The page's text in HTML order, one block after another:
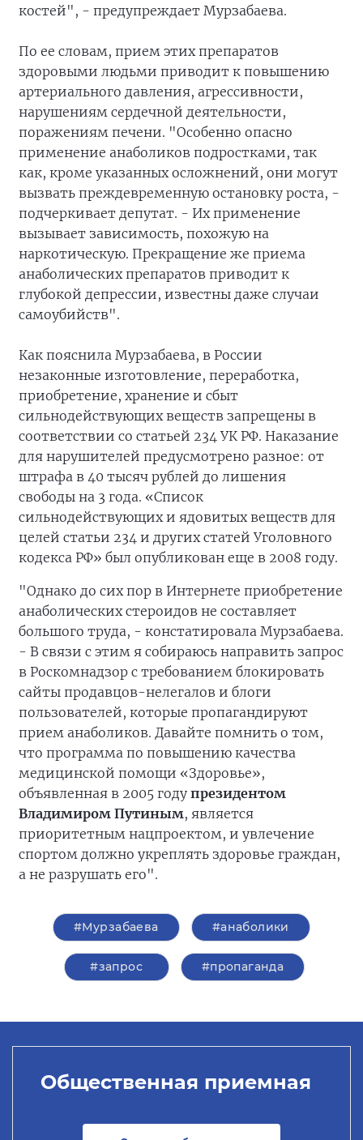
костей", - предупреждает Мурзабаева.
По ее словам, прием этих препаратов
здоровыми людьми приводит к повышению
артериального давления, агрессивности,
нарушениям сердечной деятельности,
поражениям печени. "Особенно опасно
применение анаболиков подростками, так
как, кроме указанных осложнений, они могут
вызвать преждевременную остановку роста, -
подчеркивает депутат. - Их применение
вызывает зависимость, похожую на
наркотическую. Прекращение же приема
анаболических препаратов приводит к
глубокой депрессии, известны даже случаи
самоубийств".
Как пояснила Мурзабаева, в России
незаконные изготовление, переработка,
приобретение, хранение и сбыт
сильнодействующих веществ запрещены в
соответствии со статьей 234 УК РФ. Наказание
для нарушителей предусмотрено разное: от
штрафа в 40 тысяч рублей до лишения
свободы на 3 года. «Список
сильнодействующих и ядовитых веществ для
целей статьи 234 и других статей Уголовного
кодекса РФ» был опубликован еще в 2008 году.
"Однако до сих пор в Интернете приобретение
анаболических стероидов не составляет
большого труда, - констатировала Мурзабаева.
- В связи с этим я собираюсь направить запрос
в Роскомнадзор с требованием блокировать
сайты продавцов-нелегалов и блоги
пользователей, которые пропагандируют
прием анаболиков. Давайте помнить о том,
что программа по повышению качества
медицинской помощи «Здоровье»,
объявленная в 2005 году президентом
Владимиром Путиным, является
приоритетным нацпроектом, и увлечение
спортом должно укреплять здоровье граждан,
а не разрушать его".
#Мурзабаева #анаболики
#запрос #пропаганда
Общественная приемная